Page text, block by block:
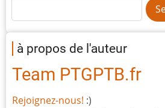
à propos de l'auteur
Team PTGPTB.fr
Rejoignez-nous! :)